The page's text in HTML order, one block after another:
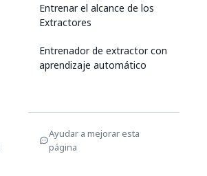
Entrenar el alcance de los
Extractores
Entrenador de extractor con
aprendizaje automático
Ayudar a mejorar esta
página